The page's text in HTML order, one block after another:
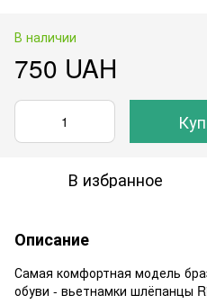
В наличии
750 UAH
В избранное
Описание
Самая комфортная модель
обуви - вьетнамки шлёпанцы